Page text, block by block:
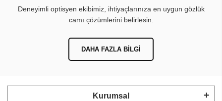
Deneyimli optisyen ekibimiz, ihtiyaçlarınıza en uygun gözlük
camı çözümlerini belirlesin.
DAHA FAZLA BILGI
Kurumsal